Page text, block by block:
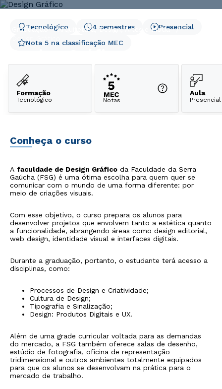
Graduação
Arquitetura, Design, Artes e Moda
Design Gráfico
Nota 5 na classificação MEC
4 semestres
Tecnológico Presencial
Formação
Tecnológico Notas
Aula
Presencial
Conheça o curso
A faculdade de Design Gráfico da Faculdade da Serra
Gaúcha (FSG) é uma ótima escolha para quem quer se
comunicar com o mundo de uma forma diferente: por
meio de criações visuais.
Com esse objetivo, o curso prepara os alunos para
desenvolver projetos que envolvem tanto a estética quanto
a funcionalidade, abrangendo áreas como design editorial,
web design, identidade visual e interfaces digitais.
Durante a graduação, portanto, o estudante terá acesso a
disciplinas, como:
Processos de Design e Criatividade;
Cultura de Design;
Tipografia e Sinalização;
Design: Produtos Digitais e UX.
Além de uma grade curricular voltada para as demandas
do mercado, a FSG também oferece salas de desenho,
estúdio de fotografia, oficina de representação
tridimensional e outros ambientes totalmente equipados
para que os alunos se desenvolvam na prática para o
mercado de trabalho.